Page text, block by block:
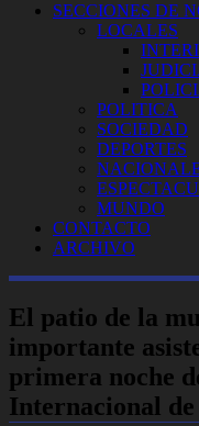
SECCIONES DE
LOCALES
POLITICA
SOCIEDAD
DEPORTES
MUNDO
CONTACTO
ARCHIVO
El patio de la
importante
primera noche
Internacional de